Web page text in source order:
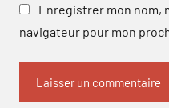
Enregistrer mon nom,
navigateur pour mon